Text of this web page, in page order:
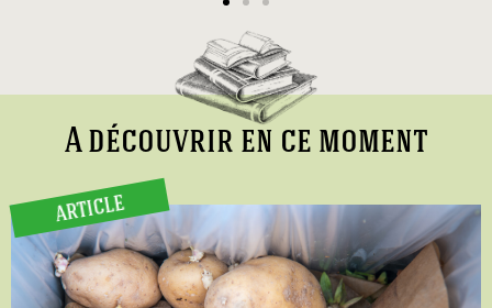
A découvrir en ce moment
ARTICLE